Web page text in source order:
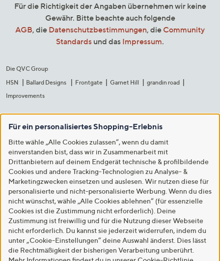
Für die Richtigkeit der Angaben übernehmen wir keine
Gewähr. Bitte beachte auch folgende
AGB, die Datenschutzbestimmungen, die Community
Standards und das Impressum.
Die QVC Group
HSN
Ballard Designs Frontgate Garnet Hill
grandin road
Improvements
Für ein personalisiertes Shopping-Erlebnis
Bitte wähle „Alle Cookies zulassen“, wenn du damit
einverstanden bist, dass wir in Zusammenarbeit mit
Drittanbietern auf deinem Endgerät technische & profilbildende
Cookies und andere Tracking-Technologien zu Analyse- &
Marketingzwecken einsetzen und auslesen. Wir nutzen diese für
personalisierte und nicht-personalisierte Werbung. Wenn du dies
nicht wünschst, wähle „Alle Cookies ablehnen“ (für essenzielle
Cookies ist die Zustimmung nicht erforderlich). Deine
Zustimmung ist freiwillig und für die Nutzung dieser Webseite
nicht erforderlich. Du kannst sie jederzeit widerrufen, indem du
unter „Cookie-Einstellungen“ deine Auswahl änderst. Dies lässt
die Rechtmäßigkeit der bisherigen Verarbeitung unberührt.